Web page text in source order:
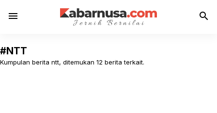
menu search
#NTT
Kumpulan berita ntt, ditemukan 12 berita terkait.